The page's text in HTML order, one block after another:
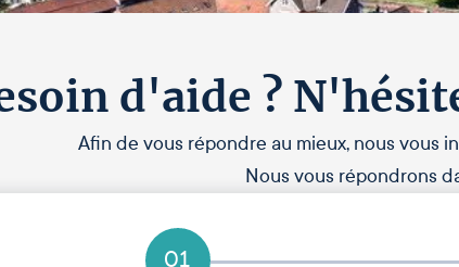
d'aide ?
Afin de vous répondre au mieux, nous vous
Nous vous répondrons
01